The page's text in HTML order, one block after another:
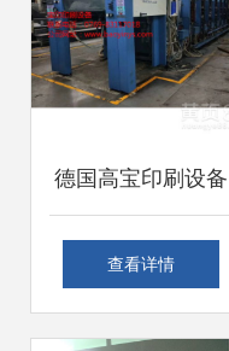
建
德国高宝印刷设备
专业拆装、维修与
查看详情